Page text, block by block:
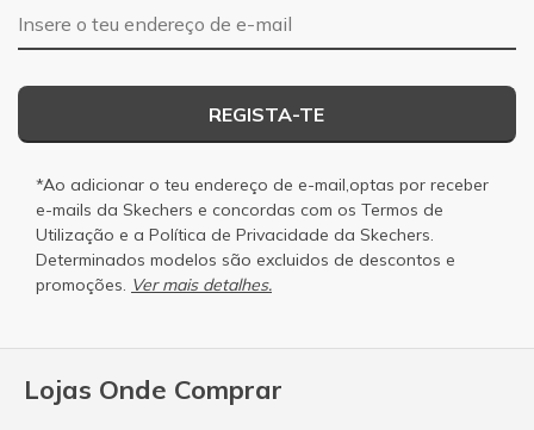
Lojas Onde Comprar
Endereço de e-mail
REGISTA-TE
*Ao adicionar o teu endereço de e-mail,optas por receber
e-mails da Skechers e concordas com os Termos de
Utilização e a Política de Privacidade da Skechers.
Determinados modelos são excluidos de descontos e
promoções. Ver mais detalhes.